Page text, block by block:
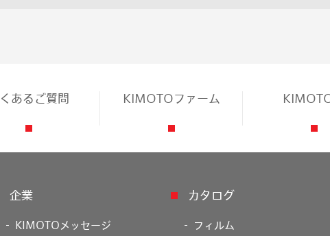
あるご質問 KIMOTOファーム
企業
KIMOTOメッセージ
カタログ
フィルム